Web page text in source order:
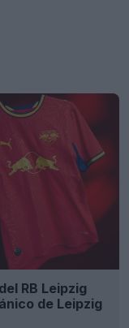
RB Leipzig
de Leipzig